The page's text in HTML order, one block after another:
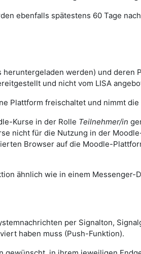
ebenfalls spätestens 60 Tage
werden) und
und nicht vom LISA
Plattform freischaltet und nimmt
Kurse in der Rolle Teilnehmer/in
nicht für die Nutzung in der
Browser auf die Moodle-
ähnlich wie in einem
per Signalton,
haben muss (Push-Funktion).